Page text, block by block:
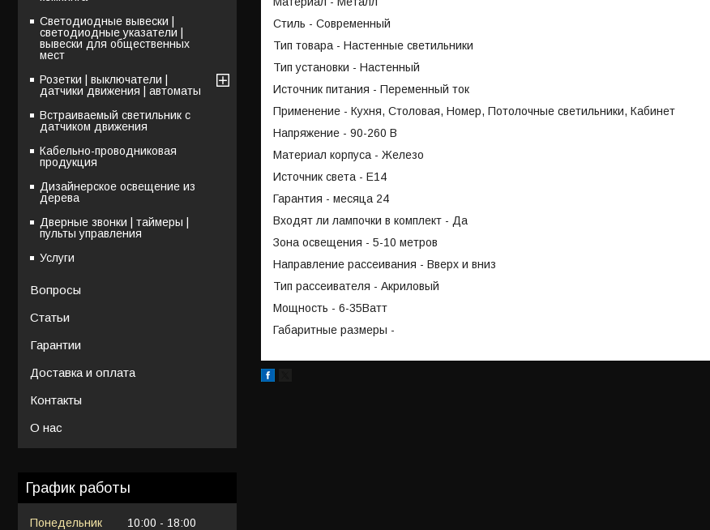
Стиль - Современный
Тип товара - Настенные светильники
Тип установки - Настенный
Источник питания - Переменный ток
Применение - Кухня, Столовая, Номер, Потолочные светильники, Кабинет
Напряжение - 90-260 В
Материал корпуса - Железо
Источник света - Е14
Гарантия - месяца 24
Входят ли лампочки в комплект - Да
Зона освещения - 5-10 метров
Направление рассеивания - Вверх и вниз
Тип рассеивателя - Акриловый
Мощность - 6-35Ватт
Габаритные размеры -
Светодиодные вывески |
светодиодные указатели |
вывески для общественных
мест
Розетки | выключатели |
датчики движения | автоматы
Встраиваемый светильник с
датчиком движения
Кабельно-проводниковая
продукция
Дизайнерское освещение из
дерева
Дверные звонки | таймеры |
пульты управления
Услуги
Вопросы
Статьи
Гарантии
Доставка и оплата
Контакты
О нас
График работы
Понедельник 10:00
18:00